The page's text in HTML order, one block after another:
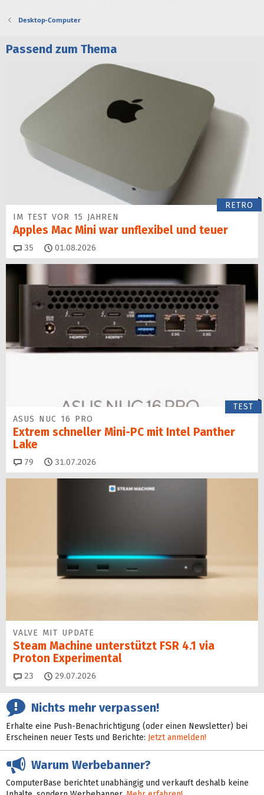
Desktop-Computer
Passend zum Thema
RETRO
IM TEST VOR 15 JAHREN
Apples Mac Mini war unflexibel und teuer
35 Kommentare
01.08.2026
TEST
ASUS NUC 16 PRO
Extrem schneller Mini-PC mit Intel Panther
Lake
79 Kommentare
31.07.2026
VALVE MIT UPDATE
Steam Machine unterstützt FSR 4.1 via
Proton Experimental
23 Kommentare
29.07.2026
Nichts mehr verpassen!
Erhalte eine Push-Benachrichtigung (oder einen Newsletter) bei
Erscheinen neuer Tests und Berichte: Jetzt anmelden!
Warum Werbebanner?
ComputerBase berichtet unabhängig und verkauft deshalb keine